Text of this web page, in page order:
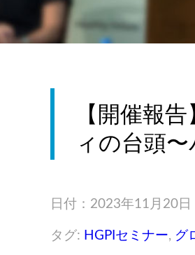
【開催報
ィの台頭
日付：2023年11月20日
タグ: HGPIセミナー, グ